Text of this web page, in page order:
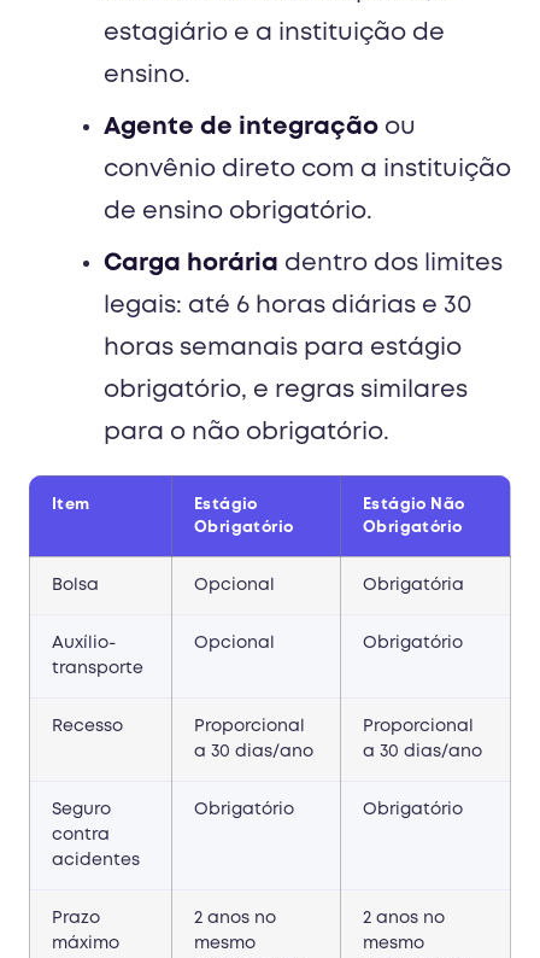
estagiário e a instituição de
ensino.
Agente de integração ou
convênio direto com a instituição
de ensino obrigatório.
Carga horária dentro dos limites
legais: até 6 horas diárias e 30
horas semanais para estágio
obrigatório, e regras similares
para o não obrigatório.
Item
Estágio
Obrigatório
Estágio Não
Obrigatório
Bolsa Opcional Obrigatória
Auxílio-
transporte
Opcional Obrigatório
Recesso
Proporcional
a 30 dias/ano
Proporcional
a 30 dias/ano
Seguro
contra
acidentes
Obrigatório Obrigatório
Prazo
máximo
2 anos no
mesmo
2 anos no
mesmo